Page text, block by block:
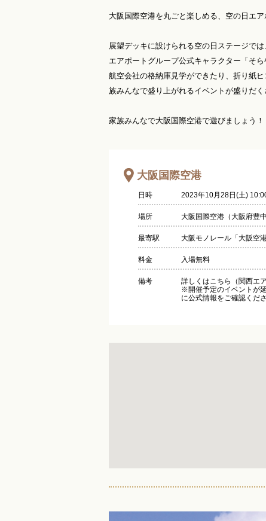
大阪国際空港を丸ごと楽しめる、空の日エ
展望デッキに設けられる空の日ステージで
エアポートグループ公式キャラクター「そ
航空会社の格納庫見学ができたり、折り紙
族みんなで盛り上がれるイベントが盛りだく
家族みんなで大阪国際空港で遊びましょう！
大阪国際空港
日時 2023年10月28日(土)
場所 大阪国際空港（大阪府豊
最寄駅 大阪モノレール「大阪空
料金 入場無料
備考
詳しくはこちら（関西エ
※開催予定のイベントが
に公式情報をご確認くださ